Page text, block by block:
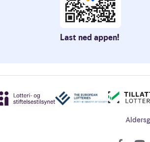
Last ned appen!
18 år